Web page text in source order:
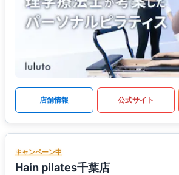
店舗情報 公式サイト
キャンペーン中
Hain pilates千葉店